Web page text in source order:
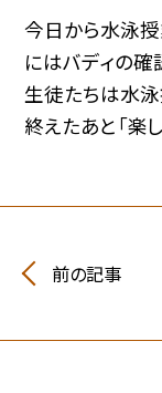
今日から水泳授
にはバディの確
生徒たちは水泳
終えたあと「楽
前の記事